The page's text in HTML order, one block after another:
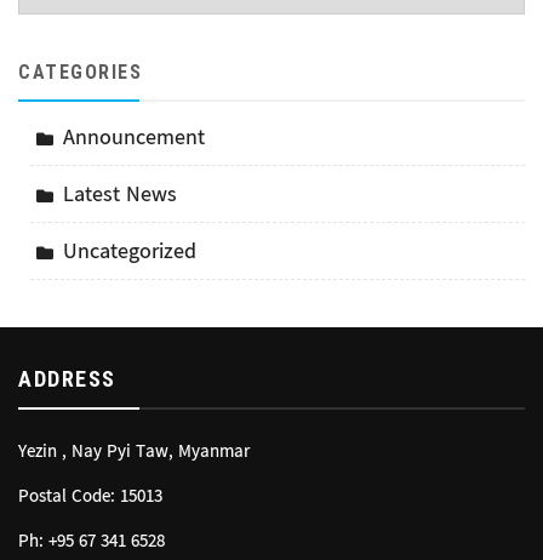
CATEGORIES
Announcement
Latest News
Uncategorized
ADDRESS
Yezin , Nay Pyi Taw, Myanmar
Postal Code: 15013
Ph: +95 67 341 6528